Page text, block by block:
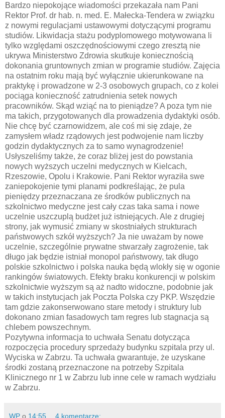
Bardzo niepokojące wiadomości przekazała nam Pani
Rektor Prof. dr hab. n. med. E. Małecka-Tendera w związku
z nowymi regulacjami ustawowymi dotyczącymi programu
studiów. Likwidacja stażu podyplomowego motywowana li
tylko względami oszczędnościowymi czego zresztą nie
ukrywa Ministerstwo Zdrowia skutkuje koniecznością
dokonania gruntownych zmian w programie studiów. Zajęcia
na ostatnim roku mają być wyłącznie ukierunkowane na
praktykę i prowadzone w 2-3 osobowych grupach, co z kolei
pociąga konieczność zatrudnienia setek nowych
pracowników. Skąd wziąć na to pieniądze? A poza tym nie
ma takich, przygotowanych dla prowadzenia dydaktyki osób.
Nie chcę być czarnowidzem, ale coś mi się zdaje, że
zamysłem władz rządowych jest podwojenie nam liczby
godzin dydaktycznych za to samo wynagrodzenie!
Usłyszeliśmy także, że coraz bliżej jest do powstania
nowych wyższych uczelni medycznych w Kielcach,
Rzeszowie, Opolu i Krakowie. Pani Rektor wyraziła swe
zaniepokojenie tymi planami podkreślając, że pula
pieniędzy przeznaczana ze środków publicznych na
szkolnictwo medyczne jest cały czas taka sama i nowe
uczelnie uszczuplą budżet już istniejących. Ale z drugiej
strony, jak wymusić zmiany w skostniałych strukturach
państwowych szkół wyższych? Ja nie uważam by nowe
uczelnie, szczególnie prywatne stwarzały zagrożenie, tak
długo jak będzie istniał monopol państwowy, tak długo
polskie szkolnictwo i polska nauka będą wlokły się w ogonie
rankingów światowych. Efekty braku konkurencji w polskim
szkolnictwie wyższym są aż nadto widoczne, podobnie jak
w takich instytucjach jak Poczta Polska czy PKP. Wszędzie
tam gdzie zakonserwowano stare metody i struktury lub
dokonano zmian fasadowych tam regres lub stagnacja są
chlebem powszechnym.
Pozytywna informacja to uchwała Senatu dotycząca
rozpoczęcia procedury sprzedaży budynku szpitala przy ul.
Wyciska w Zabrzu. Ta uchwała gwarantuje, że uzyskane
środki zostaną przeznaczone na potrzeby Szpitala
Klinicznego nr 1 w Zabrzu lub inne cele w ramach wydziału
w Zabrzu.
WP o 14:55 4 komentarze: